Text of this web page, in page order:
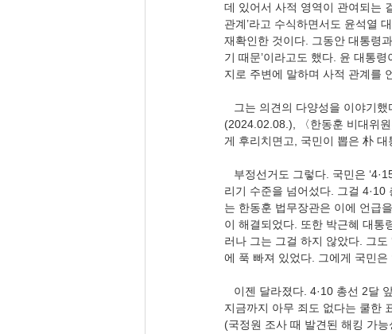
데 있어서 사적 영역이 관여되는
관계’라고 수식하면서도 윤석열
재확인한 것이다. 그동안 대통령
기 때문’이라고도 했다. 윤 대통령
지로 주변에 말하며 사적 관계를
그는 의견의 다양성을 이야기했
(2024.02.08.), 〈한동훈 비대위
게 후리치면고, 국민이 뽑은 朴
부정선거도 그렇다. 국민은
리기 수준을 넘어섰다. 그걸
는 한동훈 법무장관은 이에 언급
이 해결되었다. 또한 박근혜 대통
러나 그는 그걸 하지 않았다. 그도
에 푹 빠져 있었다. 그에게 국민은
이젠 달라졌다. 4·10 총선 2달
지금까지 아무 죄도 없다는 쿨한
(국정원 조사 때 발견된 해킹 가